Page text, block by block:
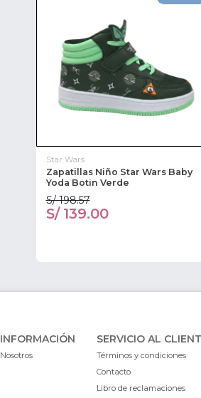
Star Wars
Zapatillas Niño Star Wars Baby
Yoda Botin Verde
S/ 198.57
S/ 139.00
INFORMACIÓN
Nosotros
SERVICIO AL
Términos y condiciones
Contacto
Libro de reclamaciones